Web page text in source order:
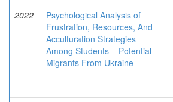
2022
Psychological Analysis of
Frustration, Resources, And
Acculturation Strategies
Among Students – Potential
Migrants From Ukraine